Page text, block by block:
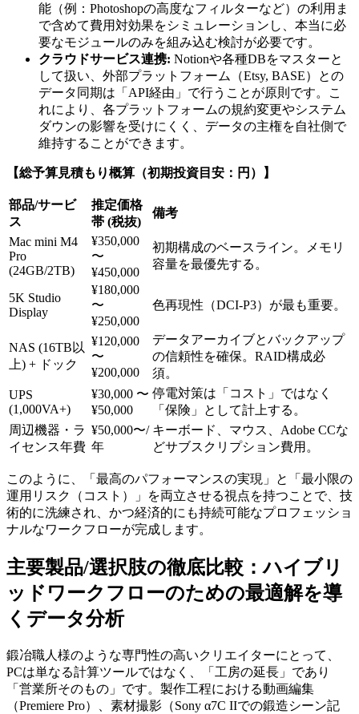
能（例：Photoshopの高度なフィルターなど）の利用ま
で含めて費用対効果をシミュレーションし、本当に必
要なモジュールのみを組み込む検討が必要です。
クラウドサービス連携: Notionや各種DBをマスターと
して扱い、外部プラットフォーム（Etsy, BASE）との
データ同期は「API経由」で行うことが原則です。こ
れにより、各プラットフォームの規約変更やシステム
ダウンの影響を受けにくく、データの主権を自社側で
維持することができます。
【総予算見積もり概算（初期投資目安：円）】
部品/サービ
ス
推定価格
帯 (税抜)
備考
Mac mini M4
Pro
(24GB/2TB)
¥350,000
〜
¥450,000
初期構成のベースライン。メモリ
容量を最優先する。
5K Studio
Display
¥180,000
〜
¥250,000
色再現性（DCI-P3）が最も重要。
NAS (16TB以
上) + ドック
¥120,000
〜
¥200,000
データアーカイブとバックアップ
の信頼性を確保。RAID構成必
須。
UPS
(1,000VA+)
¥30,000 〜
¥50,000
停電対策は「コスト」ではなく
「保険」として計上する。
周辺機器・ラ
イセンス年費
¥50,000〜/
年
キーボード、マウス、Adobe CCな
どサブスクリプション費用。
このように、「最高のパフォーマンスの実現」と「最小限の
運用リスク（コスト）」を両立させる視点を持つことで、技
術的に洗練され、かつ経済的にも持続可能なプロフェッショ
ナルなワークフローが完成します。
主要製品/選択肢の徹底比較：ハイブリ
ッドワークフローのための最適解を導
くデータ分析
鍛冶職人様のような専門性の高いクリエイターにとって、
PCは単なる計算ツールではなく、「工房の延長」であり
「営業所そのもの」です。製作工程における動画編集
（Premiere Pro）、素材撮影（Sony α7C IIでの鍛造シーン記